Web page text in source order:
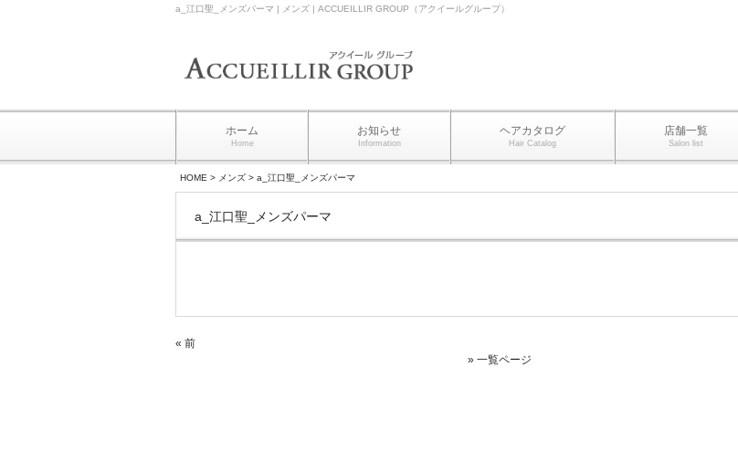
a_江口聖_メンズパーマ | メンズ | ACCUEILLIR GROUP（アクイールグループ）
ホーム
Home
お知らせ
Information
ヘアカタログ
Hair Catalog
店舗一覧
Salon list
HOME > メンズ > a_江口聖_メンズパーマ
a_江口聖_メンズパーマ
« 前
» 一覧ページ